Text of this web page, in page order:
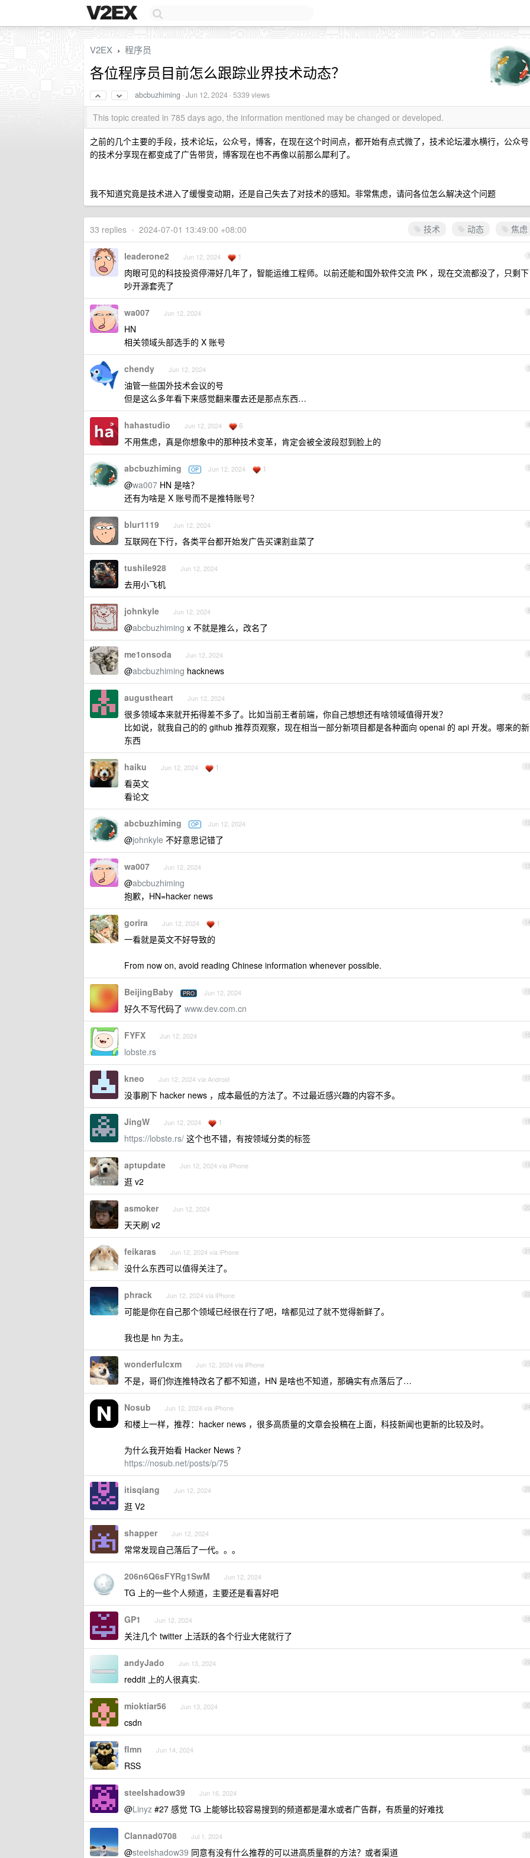
V2EX › 程序员
各位程序员目前怎么跟踪业界技术动态？
abcbuzhiming ·Jun 12, 2024 · 5339 views
This topic created in 785 days ago, the information mentioned may be changed or developed.
之前的几个主要的手段，技术论坛，公众号，博客，在现在这个时间点，都开始有点式微了，技术论坛灌水横行，公众号
的技术分享现在都变成了广告带货，博客现在也不再像以前那么犀利了。
我不知道究竟是技术进入了缓慢变动期，还是自己失去了对技术的感知。非常焦虑，请问各位怎么解决这个问题
技术 动态 焦虑
33 replies • 2024-07-01 13:49:00 +08:00
1
leaderone2 Jun 12, 2024 1
肉眼可见的科技投资停滞好几年了，智能运维工程师。以前还能和国外软件交流 PK ，现在交流都没了，只剩下
吵开源套壳了
2
wa007 Jun 12, 2024
HN
相关领域头部选手的 X 账号
3
chendy Jun 12, 2024
油管一些国外技术会议的号
但是这么多年看下来感觉翻来覆去还是那点东西…
4
hahastudio Jun 12, 2024 6
不用焦虑，真是你想象中的那种技术变革，肯定会被全波段怼到脸上的
5
abcbuzhiming OP Jun 12, 2024 1
@wa007 HN 是啥？
还有为啥是 X 账号而不是推特账号？
6
blur1119 Jun 12, 2024
互联网在下行，各类平台都开始发广告买课割韭菜了
7
tushile928 Jun 12, 2024
去用小飞机
8
johnkyle Jun 12, 2024
@abcbuzhiming x 不就是推么，改名了
9
me1onsoda Jun 12, 2024
@abcbuzhiming hacknews
10
augustheart Jun 12, 2024
很多领域本来就开拓得差不多了。比如当前王者前端，你自己想想还有啥领域值得开发？
比如说，就我自己的的 github 推荐页观察，现在相当一部分新项目都是各种面向 openai 的 api 开发。哪来的新
东西
11
haiku Jun 12, 2024 1
看英文
看论文
12
abcbuzhiming OP Jun 12, 2024
@johnkyle 不好意思记错了
13
wa007 Jun 12, 2024
@abcbuzhiming
抱歉，HN=hacker news
14
gorira Jun 12, 2024 1
一看就是英文不好导致的
From now on, avoid reading Chinese information whenever possible.
15
BeijingBaby PRO Jun 12, 2024
好久不写代码了 www.dev.com.cn
16
FYFX Jun 12, 2024
lobste.rs
17
kneo Jun 12, 2024 via Android
没事刷下 hacker news ，成本最低的方法了。不过最近感兴趣的内容不多。
18
JingW Jun 12, 2024 1
https://lobste.rs/ 这个也不错，有按领域分类的标签
19
aptupdate Jun 12, 2024 via iPhone
逛 v2
20
asmoker Jun 12, 2024
天天刷 v2
21
feikaras Jun 12, 2024 via iPhone
没什么东西可以值得关注了。
22
phrack Jun 12, 2024 via iPhone
可能是你在自己那个领域已经很在行了吧，啥都见过了就不觉得新鲜了。
我也是 hn 为主。
23
wonderfulcxm Jun 12, 2024 via iPhone
不是，哥们你连推特改名了都不知道，HN 是啥也不知道，那确实有点落后了…
24
Nosub Jun 12, 2024 via iPhone
和楼上一样，推荐：hacker news ，很多高质量的文章会投稿在上面，科技新闻也更新的比较及时。
为什么我开始看 Hacker News ？
https://nosub.net/posts/p/75
25
itisqiang Jun 12, 2024
逛 V2
26
shapper Jun 12, 2024
常常发现自己落后了一代。。。
27
206n6Q6sFYRg1SwM Jun 12, 2024
TG 上的一些个人频道，主要还是看喜好吧
28
GP1 Jun 12, 2024
关注几个 twitter 上活跃的各个行业大佬就行了
29
andyJado Jun 13, 2024
reddit 上的人很真实.
30
mioktiar56 Jun 13, 2024
csdn
31
flmn Jun 14, 2024
RSS
32
steelshadow39 Jun 16, 2024
@Linyz #27 感觉 TG 上能够比较容易搜到的频道都是灌水或者广告群，有质量的好难找
33
Clannad0708 Jul 1, 2024
@steelshadow39 同意有没有什么推荐的可以进高质量群的方法？或者渠道